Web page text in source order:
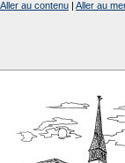
Aller au contenu | Aller au